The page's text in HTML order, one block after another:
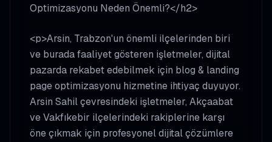
Optimizasyonu Neden Önemli?</h2>
<p>Arsin, Trabzon'un önemli ilçelerinden biri
ve burada faaliyet gösteren işletmeler, dijital
pazarda rekabet edebilmek için blog & landing
page optimizasyonu hizmetine ihtiyaç duyuyor.
Arsin Sahil çevresindeki işletmeler, Akçaabat
ve Vakfıkebir ilçelerindeki rakiplerine karşı
öne çıkmak için profesyonel dijital çözümlere